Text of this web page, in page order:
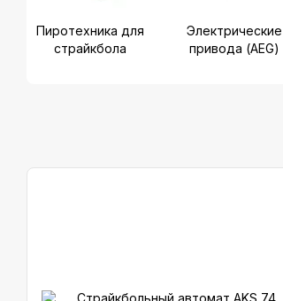
Пиротехника для
страйкбола
Электрические
привода (AEG)